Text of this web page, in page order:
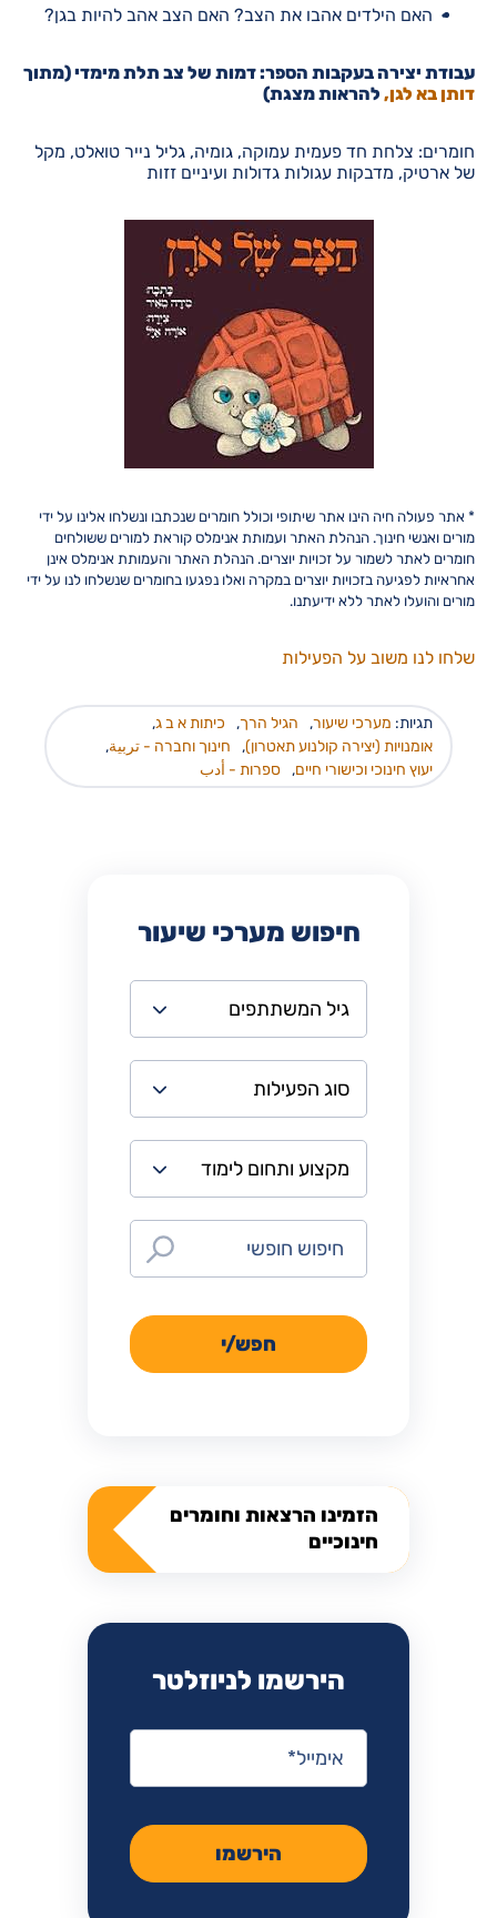
האם הילדים אהבו את הצב? האם הצב אהב להיות בגן?
עבודת יצירה בעקבות הספר: דמות של צב תלת מימדי (מתוך
דותן בא לגן, להראות מצגת)
חומרים: צלחת חד פעמית עמוקה, גומיה, גליל נייר טואלט, מקל
של ארטיק, מדבקות עגולות גדולות ועיניים זזות
* אתר פעולה חיה הינו אתר שיתופי וכולל חומרים שנכתבו ונשלחו אלינו על ידי
מורים ואנשי חינוך. הנהלת האתר ועמותת אנימלס קוראת למורים ששולחים
חומרים לאתר לשמור על זכויות יוצרים. הנהלת האתר והעמותת אנימלס אינן
אחראיות לפגיעה בזכויות יוצרים במקרה ואלו נפגעו בחומרים שנשלחו לנו על ידי
מורים והועלו לאתר ללא ידיעתנו.
שלחו לנו משוב על הפעילות
תגיות: מערכי שיעור, הגיל הרך, כיתות א ב ג,
אומנויות (יצירה קולנוע תאטרון), חינוך וחברה - تربية,
יעוץ חינוכי וכישורי חיים, ספרות - أدب
חיפוש מערכי שיעור
חפש/י
הזמינו הרצאות וחומרים
חינוכיים
הירשמו לניוזלטר
אימייל
הירשמו